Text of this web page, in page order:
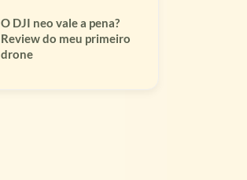
O DJI neo vale a pena?
Review do meu primeiro
drone